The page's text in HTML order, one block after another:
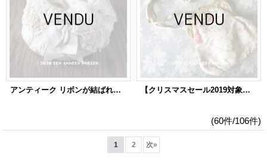
アンティーク リボンが結ばれた 淡いピンクのオモニエール マリアージュ 【クリスマスセール2019対象外】 19世紀 アンティーク オモニエール シルク製 ピンクの薔薇模様のほくし織
(60件/106件)
1 2 次»